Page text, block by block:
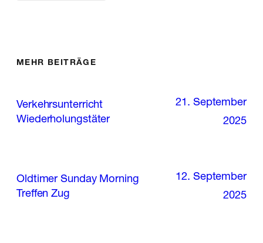
MEHR BEITRÄGE
Verkehrsunterricht
Wiederholungstäter
21. September
2025
Oldtimer Sunday Morning
Treffen Zug
12. September
2025